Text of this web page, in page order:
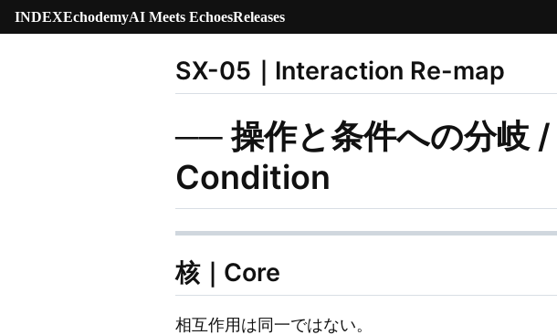
INDEXEchodemyAI Meets EchoesReleases
SX-05｜Interaction Re-map
── 操作と条件への分岐
Condition
核｜Core
相互作用は同一ではない。